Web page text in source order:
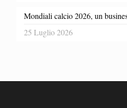
Mondiali calcio 2026, un
25 Luglio 2026